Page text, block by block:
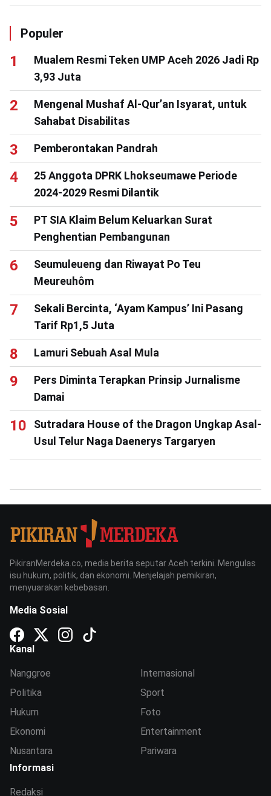
Populer
Mualem Resmi Teken UMP Aceh 2026 Jadi Rp
3,93 Juta
Mengenal Mushaf Al-Qur’an Isyarat, untuk
Sahabat Disabilitas
Pemberontakan Pandrah
25 Anggota DPRK Lhokseumawe Periode
2024-2029 Resmi Dilantik
PT SIA Klaim Belum Keluarkan Surat
Penghentian Pembangunan
Seumuleueng dan Riwayat Po Teu
Meureuhôm
Sekali Bercinta, ‘Ayam Kampus’ Ini Pasang
Tarif Rp1,5 Juta
Lamuri Sebuah Asal Mula
Pers Diminta Terapkan Prinsip Jurnalisme
Damai
Sutradara House of the Dragon Ungkap Asal-
Usul Telur Naga Daenerys Targaryen
PikiranMerdeka.co, media berita seputar Aceh terkini. Mengulas
isu hukum, politik, dan ekonomi. Menjelajah pemikiran,
menyuarakan kebebasan.
Media Sosial
Kanal
Nanggroe
Politika
Hukum
Ekonomi
Nusantara
Internasional
Sport
Foto
Entertainment
Pariwara
Informasi
Redaksi